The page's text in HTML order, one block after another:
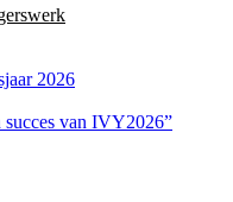
2026
succes van IVY2026”